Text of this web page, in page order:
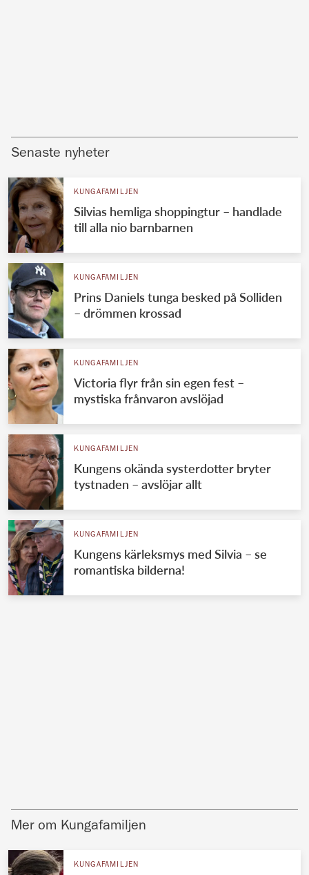
Senaste nyheter
KUNGAFAMILJEN
Silvias hemliga shoppingtur – handlade
till alla nio barnbarnen
KUNGAFAMILJEN
Prins Daniels tunga besked på Solliden
– drömmen krossad
KUNGAFAMILJEN
Victoria flyr från sin egen fest –
mystiska frånvaron avslöjad
KUNGAFAMILJEN
Kungens okända systerdotter bryter
tystnaden – avslöjar allt
KUNGAFAMILJEN
Kungens kärleksmys med Silvia – se
romantiska bilderna!
Mer om Kungafamiljen
KUNGAFAMILJEN